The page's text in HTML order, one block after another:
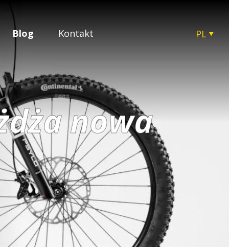
Blog Kontakt
PL
nowa